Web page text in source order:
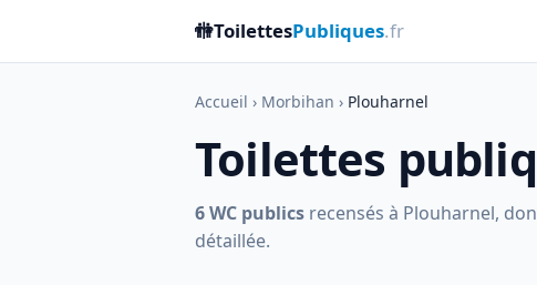
🚻ToilettesPubliques.fr
Accueil › Morbihan › Plouharnel
Toilettes
6 WC publics recensés à Plouharnel,
détaillée.